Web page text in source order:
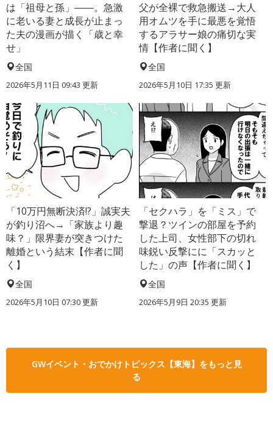
は「祖母と孫」――。急激
に老いる妻と成長が止まっ
た夫の漫画が描く「歳と幸
せ」
全国
2026年5月11日 09:43 更新
父が全裸で救急搬送→大人
用オムツを手に最悪を覚悟
するアラサー娘の痛切な実
情【作者に聞く】
全国
2026年5月10日 17:35 更新
「10万円無断決済!?」誠実夫
が釣り沼へ→「家族より趣
味？」限界妻が突きつけた
離婚という結末【作者に聞
く】
全国
2026年5月10日 07:30 更新
「セクハラ」を「ミス」で
撃退？ツインの部屋を予約
した上司、女性部下の切れ
味鋭い反撃にに「スカッと
した」の声【作者に聞く】
全国
2026年5月9日 20:35 更新
GWイベント・おでかけトピックス【東海】をもっと見
る